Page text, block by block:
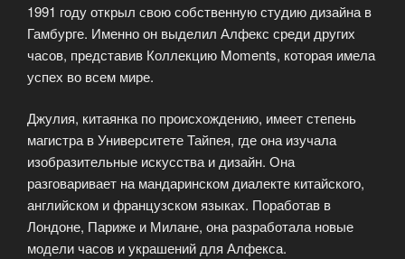
1991 году открыл свою собственную студию дизайна в
Гамбурге. Именно он выделил Алфекс среди других
часов, представив Коллекцию Moments, которая имела
успех во всем мире.
Джулия, китаянка по происхождению, имеет степень
магистра в Университете Тайпея, где она изучала
изобразительные искусства и дизайн. Она
разговаривает на мандаринском диалекте китайского,
английском и французском языках. Поработав в
Лондоне, Париже и Милане, она разработала новые
модели часов и украшений для Алфекса.